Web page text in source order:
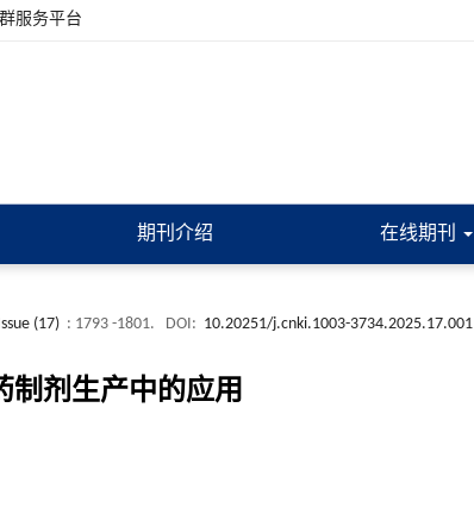
服务平台
期刊介绍 在线期刊
(17) : 1793 -1801. DOI: 10.20251/j.cnki.1003-3734.2025.17.001
制剂生产中的应用